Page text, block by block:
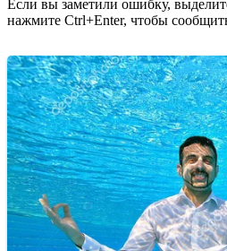
Если вы заметили ошибку,
нажмите Ctrl+Enter, чтобы